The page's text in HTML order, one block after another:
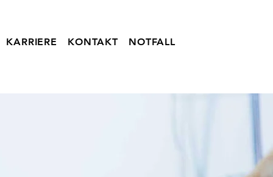
KARRIERE KONTAKT NOTFALL